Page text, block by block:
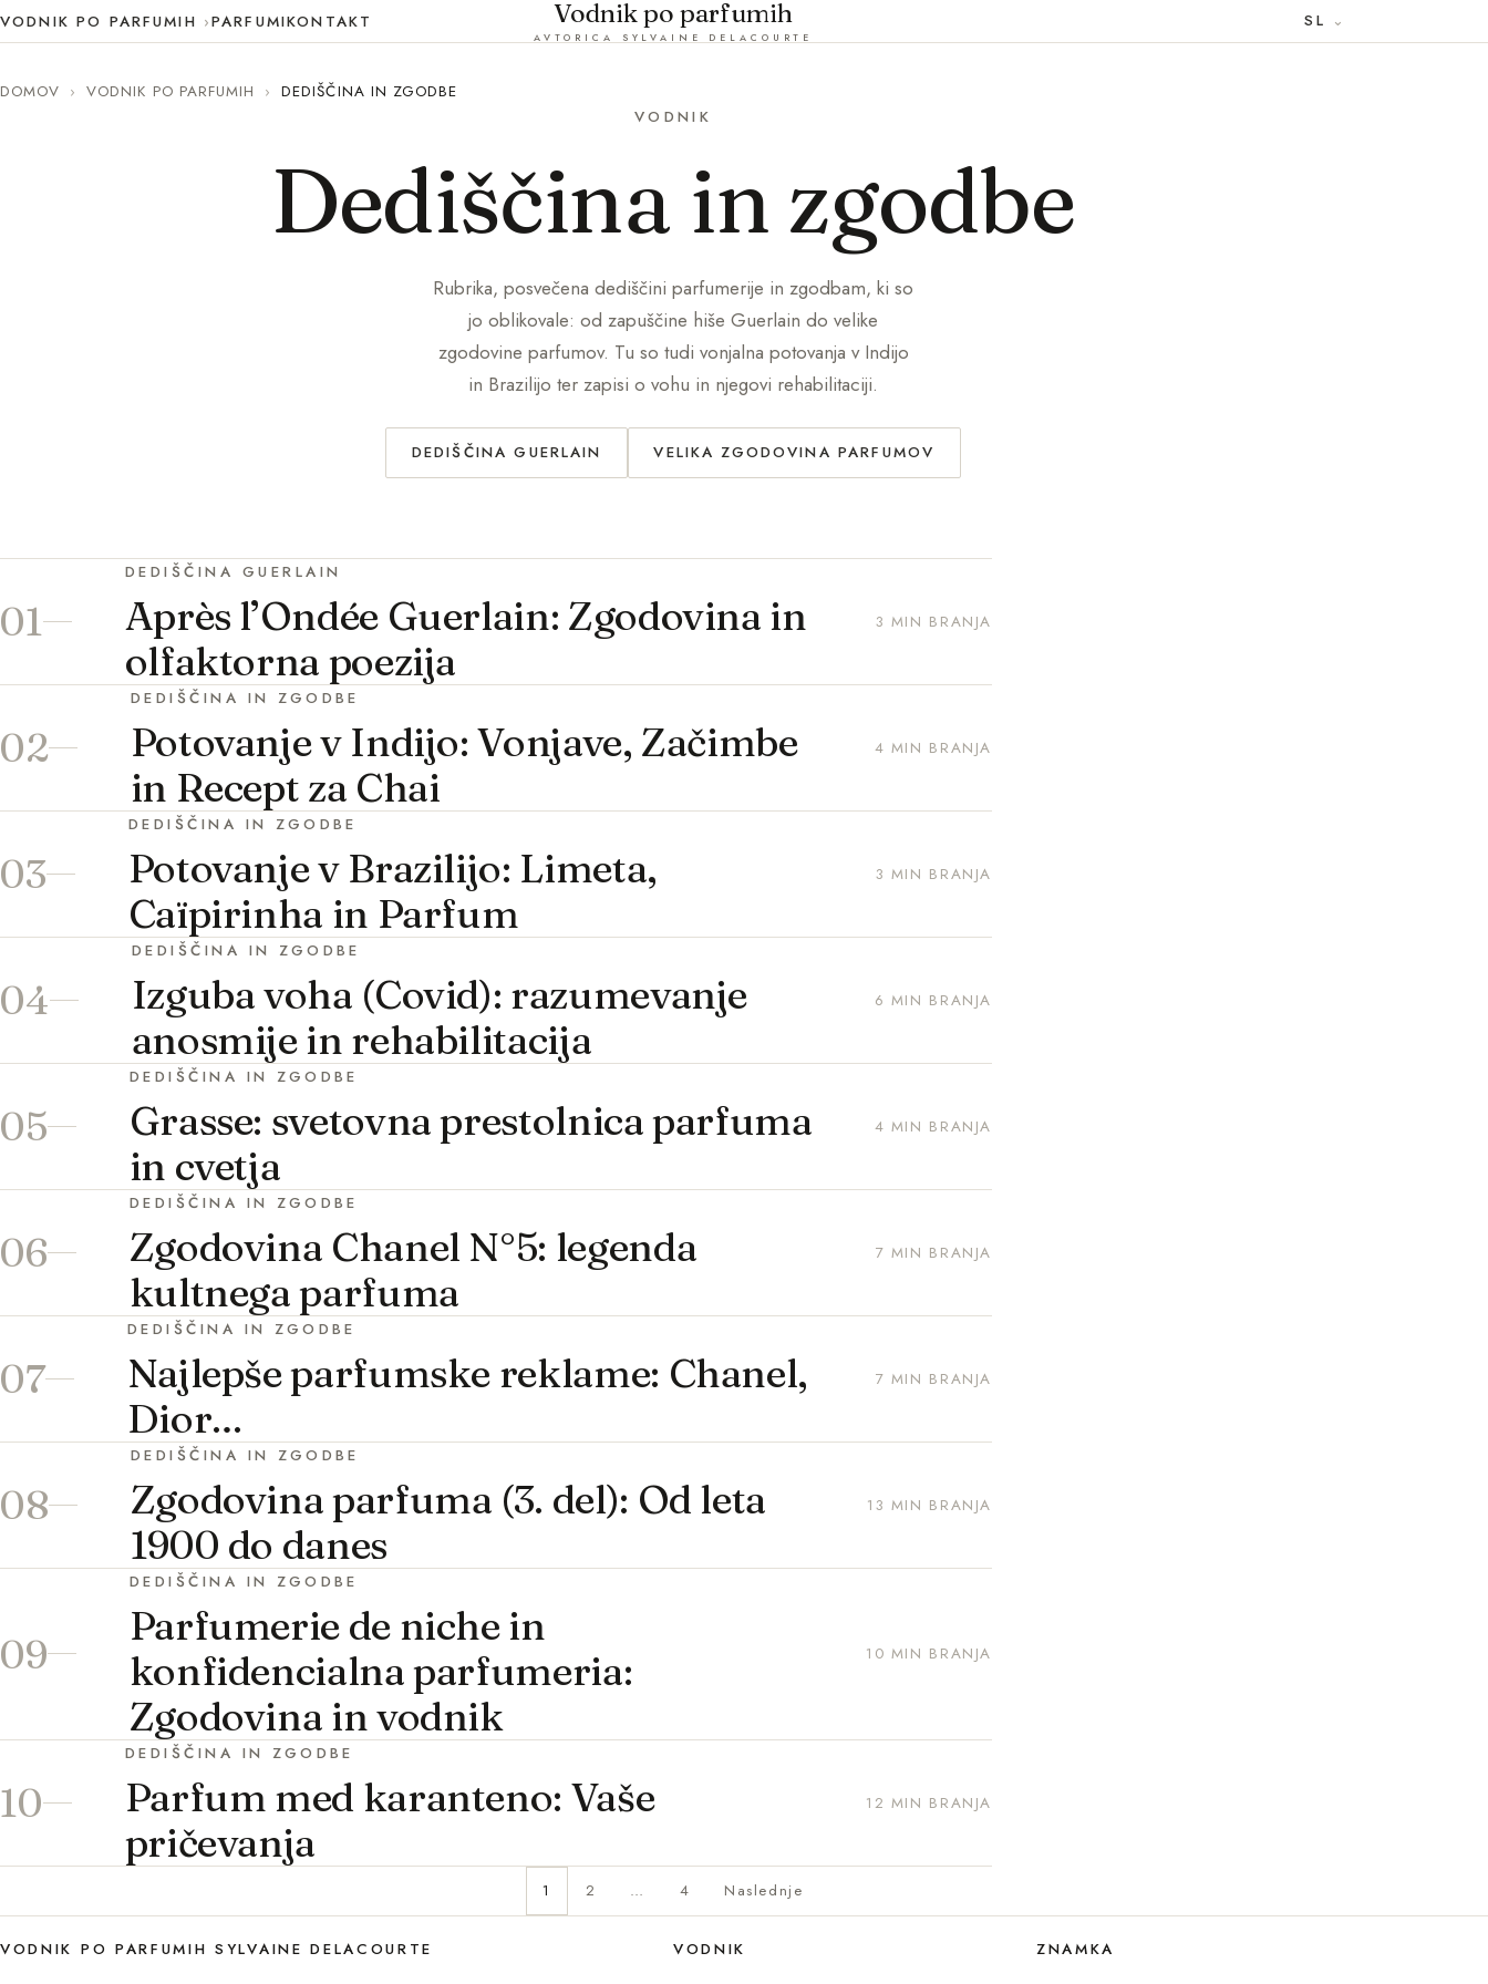
VODNIK PO PARFUMIH PARFUMIKONTAKT Vodnik po parfumih
AVTORICA SYLVAINE DELACOURTE
SL
DOMOV › VODNIK PO PARFUMIH › DEDIŠČINA IN ZGODBE
VODNIK
Dediščina in zgodbe
Rubrika, posvečena dediščini parfumerije in zgodbam, ki so
jo oblikovale: od zapuščine hiše Guerlain do velike
zgodovine parfumov. Tu so tudi vonjalna potovanja v Indijo
in Brazilijo ter zapisi o vohu in njegovi rehabilitaciji.
DEDIŠČINA GUERLAIN VELIKA ZGODOVINA PARFUMOV
01
DEDIŠČINA GUERLAIN
Après l’Ondée Guerlain: Zgodovina in
olfaktorna poezija
3 MIN BRANJA
02
DEDIŠČINA IN ZGODBE
Potovanje v Indijo: Vonjave, Začimbe
in Recept za Chai
4 MIN BRANJA
03
DEDIŠČINA IN ZGODBE
Potovanje v Brazilijo: Limeta,
Caïpirinha in Parfum
3 MIN BRANJA
04
DEDIŠČINA IN ZGODBE
Izguba voha (Covid): razumevanje
anosmije in rehabilitacija
6 MIN BRANJA
05
DEDIŠČINA IN ZGODBE
Grasse: svetovna prestolnica parfuma
in cvetja
4 MIN BRANJA
06
DEDIŠČINA IN ZGODBE
Zgodovina Chanel N°5: legenda
kultnega parfuma
7 MIN BRANJA
07
DEDIŠČINA IN ZGODBE
Najlepše parfumske reklame: Chanel,
Dior…
7 MIN BRANJA
08
DEDIŠČINA IN ZGODBE
Zgodovina parfuma (3. del): Od leta
1900 do danes
13 MIN BRANJA
09
DEDIŠČINA IN ZGODBE
Parfumerie de niche in
konfidencialna parfumeria:
Zgodovina in vodnik
10 MIN BRANJA
10
DEDIŠČINA IN ZGODBE
Parfum med karanteno: Vaše
pričevanja
12 MIN BRANJA
1 2 … 4 Naslednje
VODNIK PO PARFUMIH SYLVAINE DELACOURTE VODNIK ZNAMKA